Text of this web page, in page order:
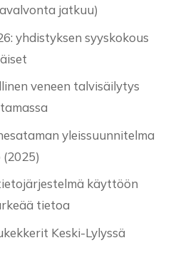
jatkuu)
yhdistyksen syyskokous
veneen talvisäilytys
yleissuunnitelma
käyttöön
tietoa
Keski-Lylyssä